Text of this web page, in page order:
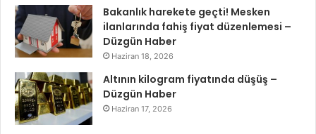
Bakanlık harekete geçti! Mesken
ilanlarında fahiş fiyat düzenlemesi –
Düzgün Haber
Haziran 18, 2026
Altının kilogram fiyatında düşüş –
Düzgün Haber
Haziran 17, 2026